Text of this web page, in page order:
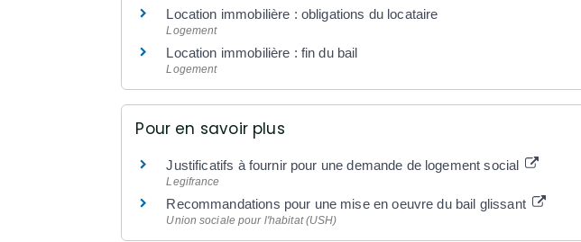
Location immobilière : obligations du locataire
Logement
Location immobilière : fin du bail
Logement
Pour en savoir plus
Justificatifs à fournir pour une demande de logement social
Legifrance
Recommandations pour une mise en oeuvre du bail glissant
Union sociale pour l'habitat (USH)